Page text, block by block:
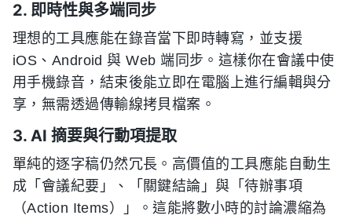
2. 即時性與多端同步
理想的工具應能在錄音當下即時轉寫，並支援
iOS、Android 與 Web 端同步。這樣你在會議中使
用手機錄音，結束後能立即在電腦上進行編輯與分
享，無需透過傳輸線拷貝檔案。
3. AI 摘要與行動項提取
單純的逐字稿仍然冗長。高價值的工具應能自動生
成「會議紀要」、「關鍵結論」與「待辦事項
（Action Items）」。這能將數小時的討論濃縮為